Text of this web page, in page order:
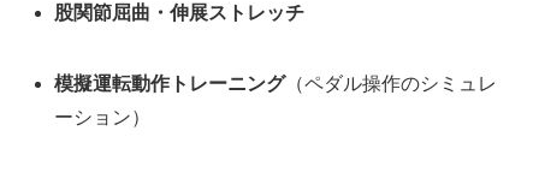
股関節屈曲・伸展ストレッチ
模擬運転動作トレーニング（ペダル操作のシミュレ
ーション）